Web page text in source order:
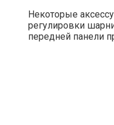
Некоторые
регулировки
передней панели